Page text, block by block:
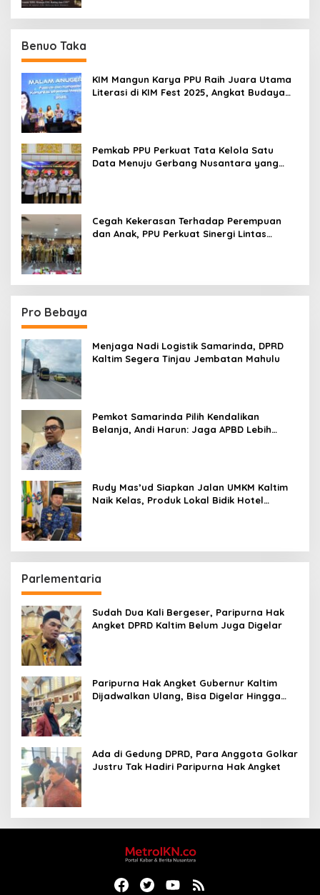
Benuo Taka
KIM Mangun Karya PPU Raih Juara Utama
Literasi di KIM Fest 2025, Angkat Budaya
Pemkab PPU Perkuat Tata Kelola Satu
Data Menuju Gerbang Nusantara yang
Cegah Kekerasan Terhadap Perempuan
dan Anak, PPU Perkuat Sinergi Lintas
Pro Bebaya
Menjaga Nadi Logistik Samarinda, DPRD
Kaltim Segera Tinjau Jembatan Mahulu
Pemkot Samarinda Pilih Kendalikan
Belanja, Andi Harun: Jaga APBD Lebih
Rudy Mas’ud Siapkan Jalan UMKM Kaltim
Naik Kelas, Produk Lokal Bidik Hotel
Parlementaria
Sudah Dua Kali Bergeser, Paripurna Hak
Angket DPRD Kaltim Belum Juga Digelar
Paripurna Hak Angket Gubernur Kaltim
Dijadwalkan Ulang, Bisa Digelar Hingga
Ada di Gedung DPRD, Para Anggota Golkar
Justru Tak Hadiri Paripurna Hak Angket